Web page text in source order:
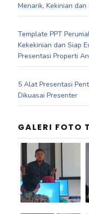
Menarik, Kekinian dan
Template PPT
Kekekinian dan Siap
Presentasi Properti
5 Alat Presentasi
Dikuasai Presenter
GALERI FOTO